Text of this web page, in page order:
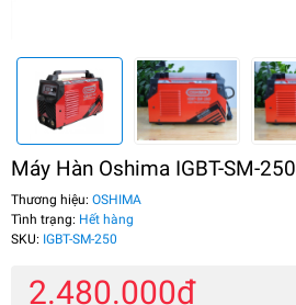
Máy Hàn Oshima IGBT-SM-250
Thương hiệu: OSHIMA
Tình trạng: Hết hàng
SKU: IGBT-SM-250
2.480.000₫